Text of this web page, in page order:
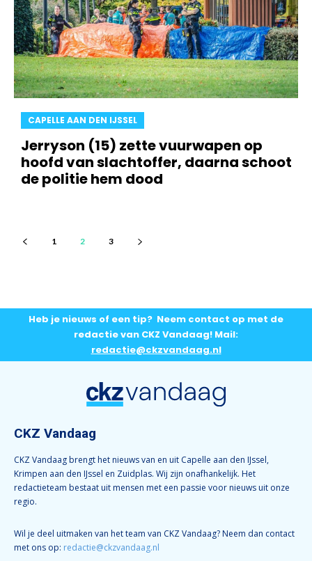
CAPELLE AAN DEN IJSSEL
Jerryson (15) zette vuurwapen op
hoofd van slachtoffer, daarna schoot
de politie hem dood
1 2 3
Heb je nieuws of een tip? Neem contact op met de
redactie van CKZ Vandaag! Mail:
redactie@ckzvandaag.nl
CKZ Vandaag
CKZ Vandaag brengt het nieuws van en uit Capelle aan den IJssel,
Krimpen aan den IJssel en Zuidplas. Wij zijn onafhankelijk. Het
redactieteam bestaat uit mensen met een passie voor nieuws uit onze
regio.
Wil je deel uitmaken van het team van CKZ Vandaag? Neem dan contact
met ons op: redactie@ckzvandaag.nl